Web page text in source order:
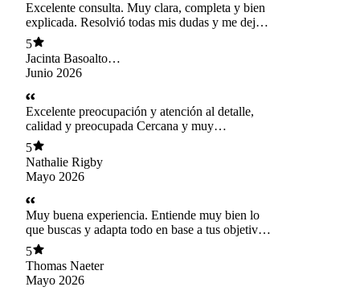
Excelente consulta. Muy clara, completa y bien
explicada. Resolvió todas mis dudas y me dejó
con herramientas concretas para seguir
avanzando. ¡Muchas gracias!
5
Jacinta Basoalto
Gimenez
Junio 2026
Excelente preocupación y atención al detalle,
calidad y preocupada Cercana y muy
profesional
5
Nathalie Rigby
Mayo 2026
Muy buena experiencia. Entiende muy bien lo
que buscas y adapta todo en base a tus objetivos
personales. Muy profesional, cercana y clara al
explicar cada recomendación. Además, las
recomendaciones que me ha dado realmente han
generado cambios positivos en mis hábitos y en
5
Thomas Naeter
Mayo 2026